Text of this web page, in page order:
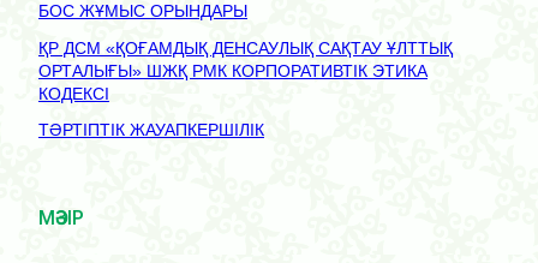
БОС ЖҰМЫС ОРЫНДАРЫ
ҚР ДСМ «ҚОҒАМДЫҚ ДЕНСАУЛЫҚ САҚТАУ ҰЛТТЫҚ
ОРТАЛЫҒЫ» ШЖҚ РМК КОРПОРАТИВТІК ЭТИКА
КОДЕКСІ
ТӘРТІПТІК ЖАУАПКЕРШІЛІК
МӘЗІР